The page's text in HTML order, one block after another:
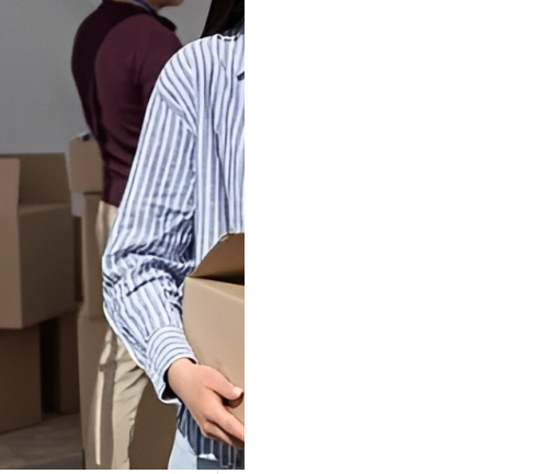
Tik Tok Buat
Jualan, Gimana
Strateginya ?
Baca Juga Cara
Berjualan Di Tiktokshop
TikTok menjadi tempat